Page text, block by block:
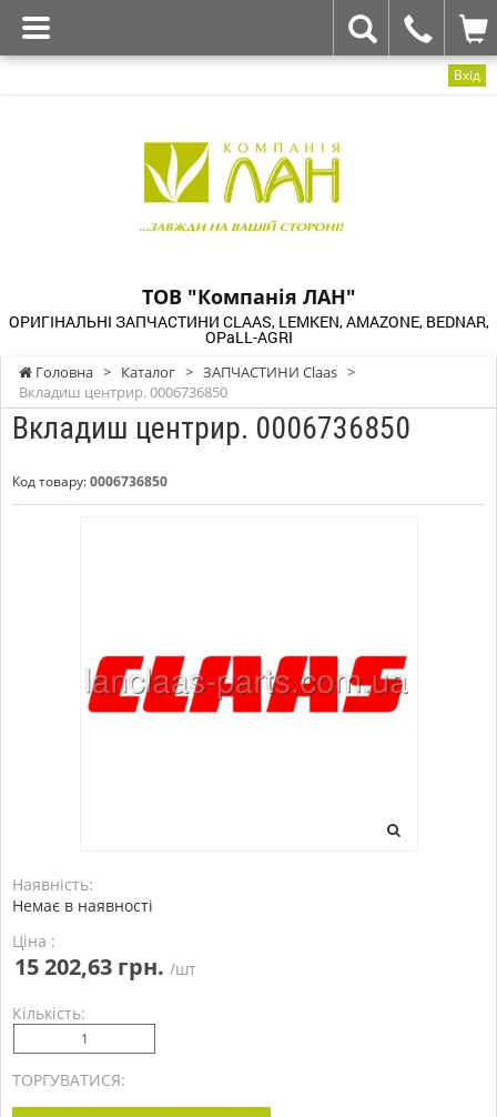
Вхід
ТОВ "Компанія ЛАН"
ОРИГІНАЛЬНІ ЗАПЧАСТИНИ CLAAS, LEMKEN, AMAZONE, BEDNAR,
OPaLL-AGRI
Головна > Каталог > ЗАПЧАСТИНИ Claas >
Вкладиш центрир. 0006736850
Вкладиш центрир. 0006736850
Код товару:0006736850
Наявність:
Немає в наявності
Ціна :
15 202,63 грн. /шт
Кількість:
ТОРГУВАТИСЯ: